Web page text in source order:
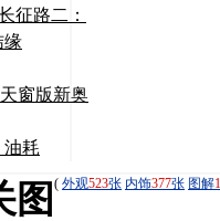
征路二：
缘
窗版新奥
油耗
( 外观523张 内饰377张 图解
图